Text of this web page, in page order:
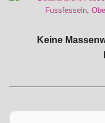
Keine